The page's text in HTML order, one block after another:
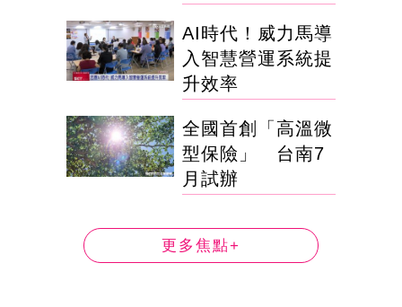
AI時代！威力馬導
入智慧營運系統提
升效率
全國首創「高溫微
型保險」 台南7
月試辦
更多焦點+